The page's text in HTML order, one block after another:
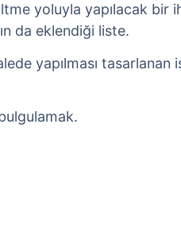
yoluyla yapılacak bir
da eklendiği liste.
yapılması tasarlanan